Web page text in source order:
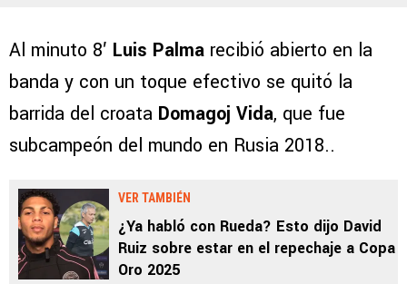
Al minuto 8′ Luis Palma recibió abierto en la
banda y con un toque efectivo se quitó la
barrida del croata Domagoj Vida, que fue
subcampeón del mundo en Rusia 2018..
VER TAMBIÉN
¿Ya habló con Rueda? Esto dijo David
Ruiz sobre estar en el repechaje a Copa
Oro 2025